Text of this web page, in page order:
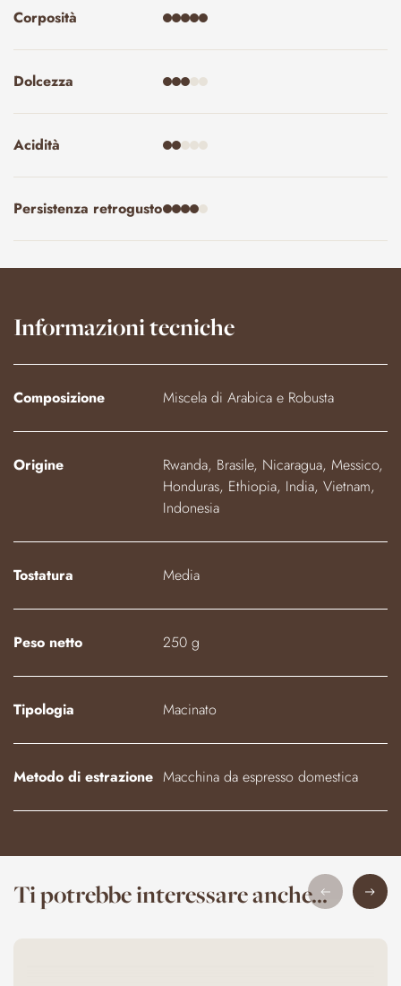
un’esperienza sensoriale che risveglia i sensi e appaga l’anima,
ogni giorno.
Corposità
Dolcezza
Acidità
Persistenza retrogusto
Informazioni tecniche
Composizione Miscela di Arabica e Robusta
Origine
Rwanda, Brasile, Nicaragua, Messico,
Honduras, Ethiopia, India, Vietnam,
Indonesia
Tostatura Media
Peso netto 250 g
Tipologia Macinato
Metodo di estrazione Macchina da espresso domestica
Ti potrebbe interessare anche...